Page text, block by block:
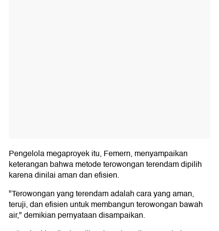
Pengelola megaproyek itu, Femern, menyampaikan
keterangan bahwa metode terowongan terendam dipilih
karena dinilai aman dan efisien.
"Terowongan yang terendam adalah cara yang aman,
teruji, dan efisien untuk membangun terowongan bawah
air," demikian pernyataan disampaikan.